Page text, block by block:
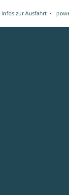
Infos zur Ausfahrt